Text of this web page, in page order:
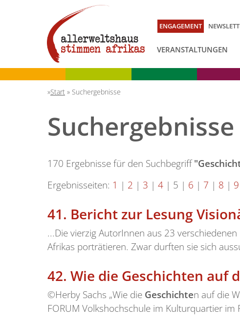
ENGAGEMENT
VERANSTALTUNGEN
Start » Suchergebnisse
Suchergebnisse
170 Ergebnisse für den Suchbegriff
Ergebnisseiten: 1 | 2 | 3 | 4 | 5 | 6 | 7 | 8 | 9
41. Bericht zur Lesung
...Die vierzig AutorInnen aus 23
Afrikas porträtieren. Zwar durften sie sich
42. Wie die Geschichten auf
©Herby Sachs „Wie die Geschichten auf die
FORUM Volkshochschule im Kulturquartier